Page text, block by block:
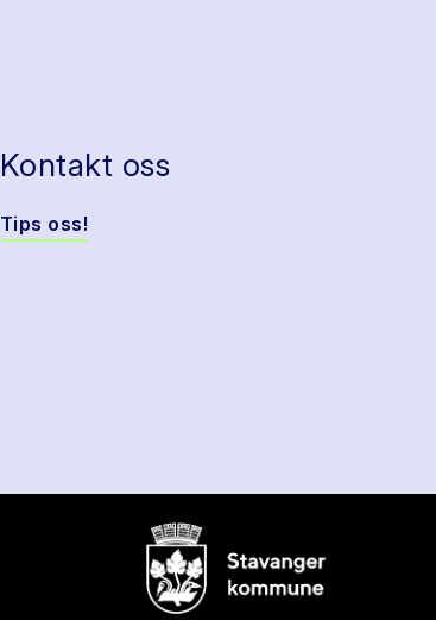
Kontakt oss
Tips oss!